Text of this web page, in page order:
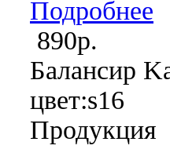
Подробнее
890р.
Балансир
цвет:s16
Продукция